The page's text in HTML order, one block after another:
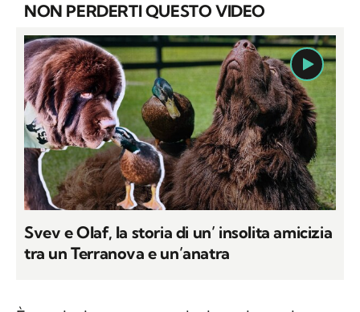
NON PERDERTI QUESTO VIDEO
Svev e Olaf, la storia di un’ insolita amicizia
tra un Terranova e un’anatra